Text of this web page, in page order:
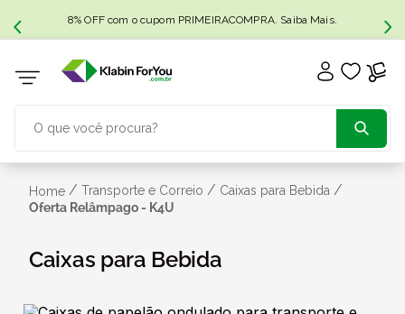
8% OFF com o cupom PRIMEIRACOMPRA. Saiba Mais.
Home / Transporte e Correio / Caixas para Bebida /
Oferta Relâmpago - K4U
Caixas para Bebida
TERMOS MAIS BUSCADOS